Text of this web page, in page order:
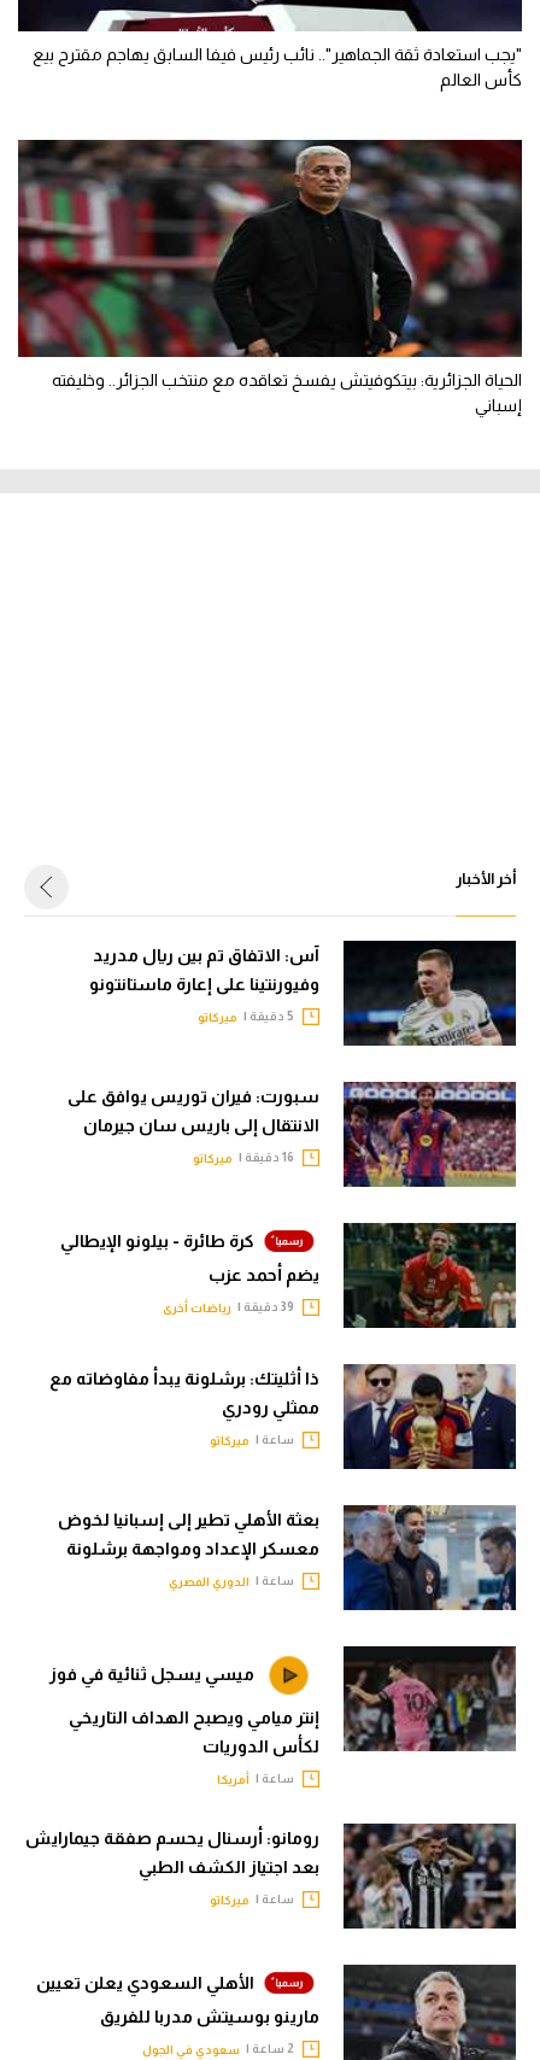
"يجب استعادة ثقة الجماهير".. نائب رئيس فيفا السابق يهاجم مقترح بيع
كأس العالم
الحياة الجزائرية: بيتكوفيتش يفسخ تعاقده مع منتخب الجزائر.. وخليفته
إسباني
أخر الأخبار
آس: الاتفاق تم بين ريال مدريد
وفيورنتينا على إعارة ماستانتونو
ميركاتو
سبورت: فيران توريس يوافق على
الانتقال إلى باريس سان جيرمان
ميركاتو
كرة طائرة - بيلونو الإيطالي
يضم أحمد عزب
رياضات أخرى
ذا أثليتك: برشلونة يبدأ مفاوضاته مع
ممثلي رودري
ساعة | ميركاتو
بعثة الأهلي تطير إلى إسبانيا لخوض
معسكر الإعداد ومواجهة برشلونة
ساعة | الدوري المصري
ميسي يسجل ثنائية في فوز
إنتر ميامي ويصبح الهداف التاريخي
لكأس الدوريات
ساعة | أمريكا
رومانو: أرسنال يحسم صفقة جيمارايش
بعد اجتياز الكشف الطبي
ساعة | ميركاتو
الأهلي السعودي يعلن تعيين
مارينو بوسيتش مدربا للفريق
سعودي في الجول